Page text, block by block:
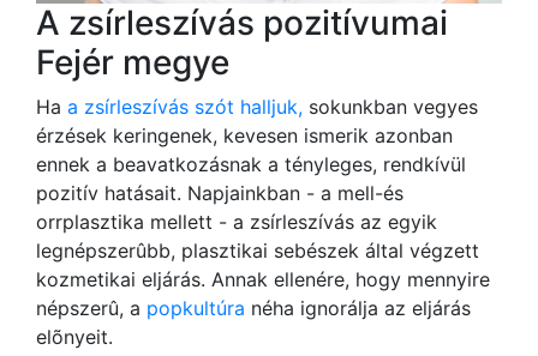
A zsírleszívás pozitívumai
Fejér megye
Ha a zsírleszívás szót halljuk, sokunkban vegyes
érzések keringenek, kevesen ismerik azonban
ennek a beavatkozásnak a tényleges, rendkívül
pozitív hatásait. Napjainkban - a mell-és
orrplasztika mellett - a zsírleszívás az egyik
legnépszerûbb, plasztikai sebészek által végzett
kozmetikai eljárás. Annak ellenére, hogy mennyire
népszerû, a popkultúra néha ignorálja az eljárás
elõnyeit.